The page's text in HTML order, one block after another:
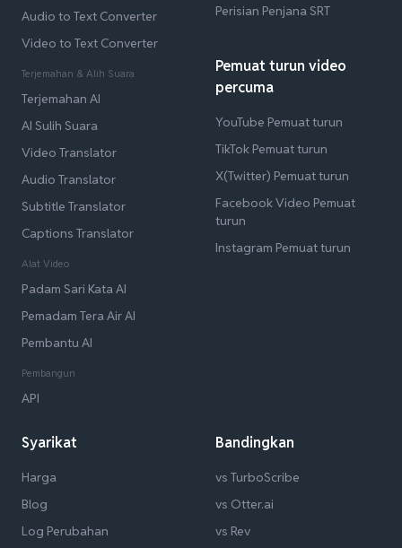
Audio to Text Converter
Video to Text Converter
Terjemahan & Alih Suara
Terjemahan AI
AI Sulih Suara
Video Translator
Audio Translator
Subtitle Translator
Captions Translator
Alat Video
Padam Sari Kata AI
Pemadam Tera Air AI
Pembantu AI
Pembangun
API
Perisian Penjana SRT
Pemuat turun video
percuma
YouTube Pemuat turun
TikTok Pemuat turun
X(Twitter) Pemuat turun
Facebook Video Pemuat
turun
Instagram Pemuat turun
Syarikat
Harga
Blog
Log Perubahan
Bandingkan
vs TurboScribe
vs Otter.ai
vs Rev